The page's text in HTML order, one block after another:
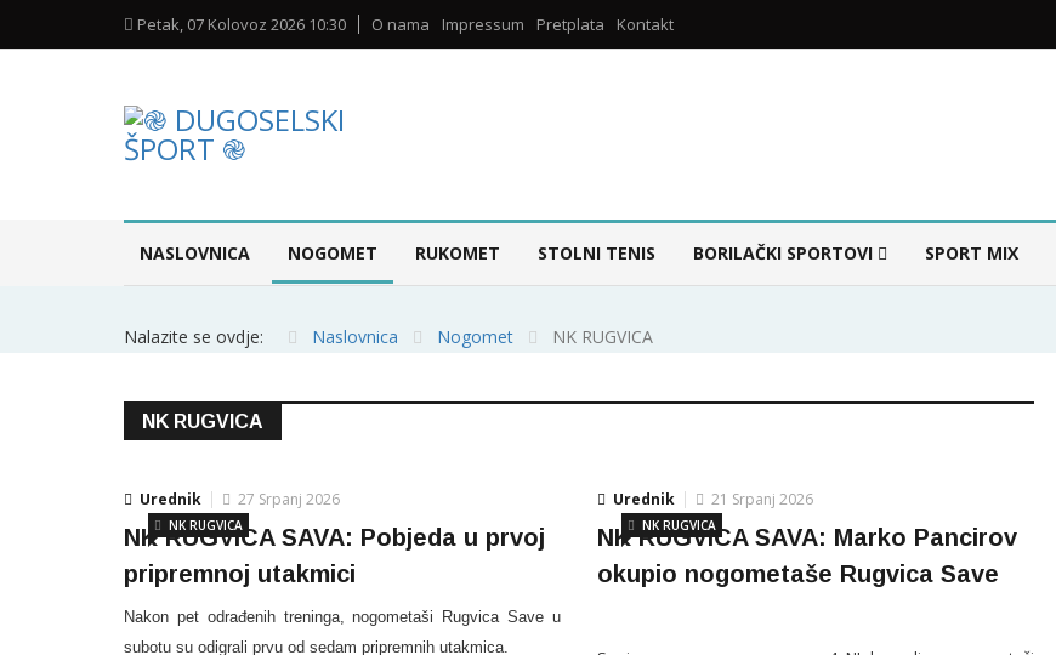
Petak, 07 Kolovoz 2026 10:30 O nama Impressum Pretplata Kontakt
NASLOVNICA NOGOMET RUKOMET STOLNI TENIS BORILAČKI SPORTOVI SPORT MIX
Nalazite se ovdje: Naslovnica Nogomet NK RUGVICA
NK RUGVICA
Urednik
NK RUGVICA
27 Srpanj 2026
NK RUGVICA SAVA: Pobjeda u prvoj
pripremnoj utakmici
Nakon pet odrađenih treninga, nogometaši Rugvica Save u
subotu su odigrali prvu od sedam pripremnih utakmica.
Urednik
NK RUGVICA
21 Srpanj 2026
NK RUGVICA SAVA: Marko Pancirov
okupio nogometaše Rugvica Save